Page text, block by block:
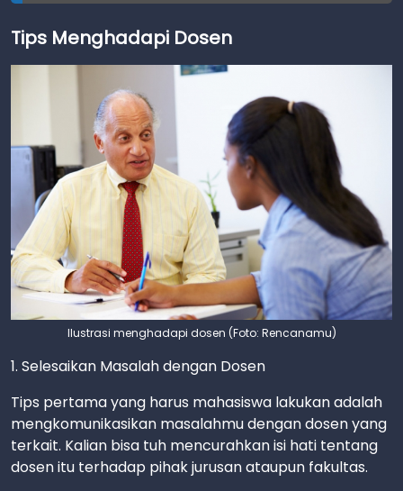
Tips Menghadapi Dosen
Ilustrasi menghadapi dosen (Foto: Rencanamu)
1. Selesaikan Masalah dengan Dosen
Tips pertama yang harus mahasiswa lakukan adalah
mengkomunikasikan masalahmu dengan dosen yang
terkait. Kalian bisa tuh mencurahkan isi hati tentang
dosen itu terhadap pihak jurusan ataupun fakultas.